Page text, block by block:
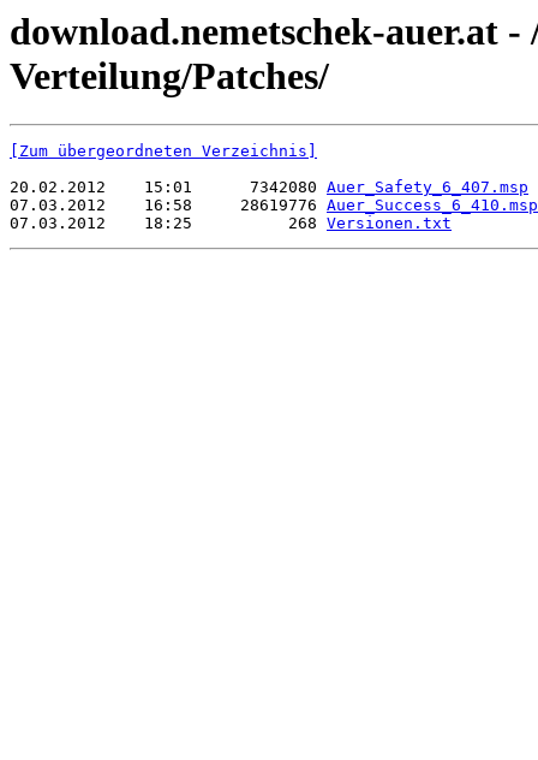
download.nemetschek-auer.at
Verteilung/Patches/
[Zum übergeordneten Verzeichnis]
20.02.2012    15:01      7342080 Auer_Safety_6_407.msp
07.03.2012    16:58     28619776 Auer_Success_6_410.msp
07.03.2012    18:25          268 Versionen.txt